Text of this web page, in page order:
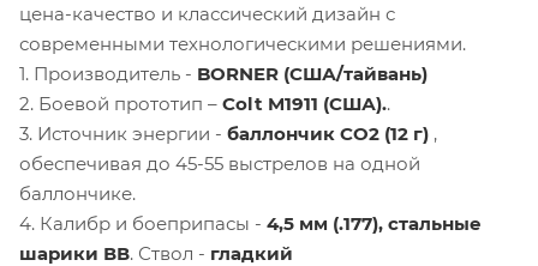
цена-качество и классический дизайн с
современными технологическими решениями.
1. Производитель - BORNER (США/тайвань)
2. Боевой прототип – Colt M1911 (США)..
3. Источник энергии - баллончик СО2 (12 г) ,
обеспечивая до 45-55 выстрелов на одной
баллончике.
4. Калибр и боеприпасы - 4,5 мм (.177), стальные
шарики ВВ. Ствол - гладкий